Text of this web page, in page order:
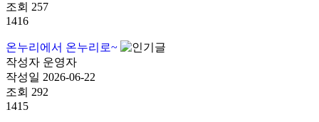
조회 257
1416
온누리에서 온누리로~
작성자 운영자
작성일 2026-06-22
조회 292
1415